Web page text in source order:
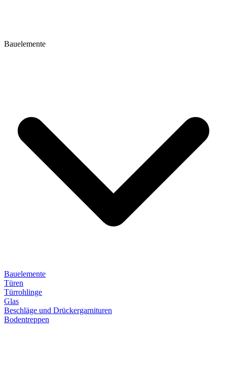
Bauelemente
Bauelemente
Türen
Türrohlinge
Glas
Beschläge und Drückergarnituren
Bodentreppen